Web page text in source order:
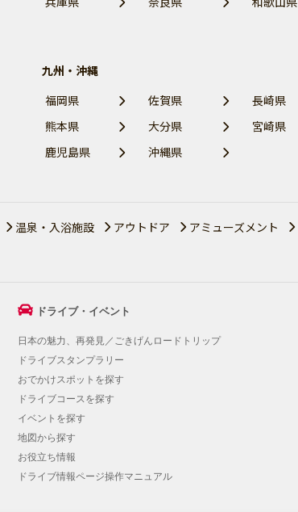
九州・沖縄
福岡県
佐賀県
長崎県
熊本県
大分県
宮崎県
鹿児島県
沖縄県
温泉・入浴施設 アウトドア アミューズメント
ドライブ・イベント
日本の魅力、再発見／ごきげんロードトリップ
ドライブスタンプラリー
おでかけスポットを探す
ドライブコースを探す
イベントを探す
地図から探す
お役立ち情報
ドライブ情報ページ操作マニュアル